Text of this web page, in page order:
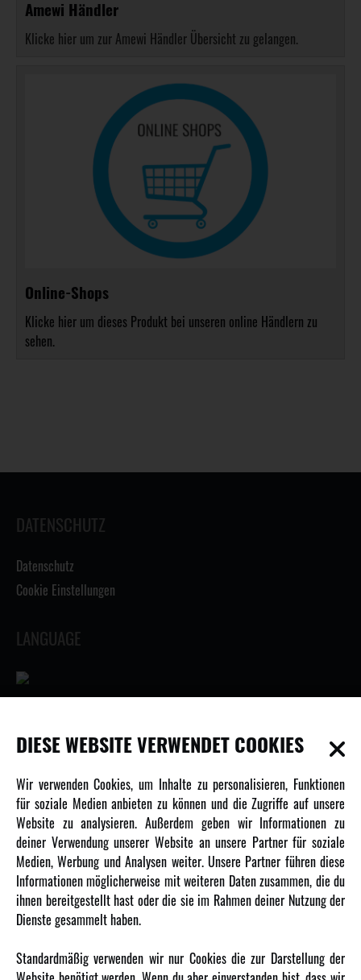
Amewi Händler
Klicke hier um zur Amewi Händler Übersicht zu gelangen.
Online-Shops
Klicke hier um dieses Produkt bei unseren online Händlern zu
sehen.
DATENSCHUTZ
Datenschutz
Cookie Einstellungen
LANGUAGE
INFORMATIONEN
Newsletter
Über uns
Karriere
Amewi Kataloge
MEHR VON AMEWI
Amewi Construction - Nutzfahrzeuge
DIESE WEBSITE VERWENDET COOKIES
Wir verwenden Cookies, um Inhalte zu personalisieren, Funktionen
für soziale Medien anbieten zu können und die Zugriffe auf unsere
Website zu analysieren. Außerdem geben wir Informationen zu
deiner Verwendung unserer Website an unsere Partner für soziale
Medien, Werbung und Analysen weiter. Unsere Partner führen diese
Informationen möglicherweise mit weiteren Daten zusammen, die du
ihnen bereitgestellt hast oder die sie im Rahmen deiner Nutzung der
Dienste gesammelt haben.
Standardmäßig verwenden wir nur Cookies die zur Darstellung der